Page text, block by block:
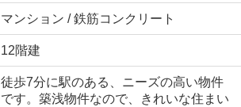
マンション / 鉄筋コンクリート
12階建
徒歩7分に駅のある、ニーズの高い物件
です。築浅物件なので、きれいな住まい